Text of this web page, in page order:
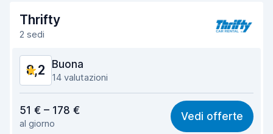
Rapidità della riconsegna 8,2
Condizioni dell'auto
Thrifty
2 sedi
8,2 Buona
14 valutazioni
8,0
Facile da trovare 8,9
51 € – 178 €
al giorno
Vedi offerte